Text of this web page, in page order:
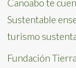
Canoabo te
Sustentable
turismo
Fundación